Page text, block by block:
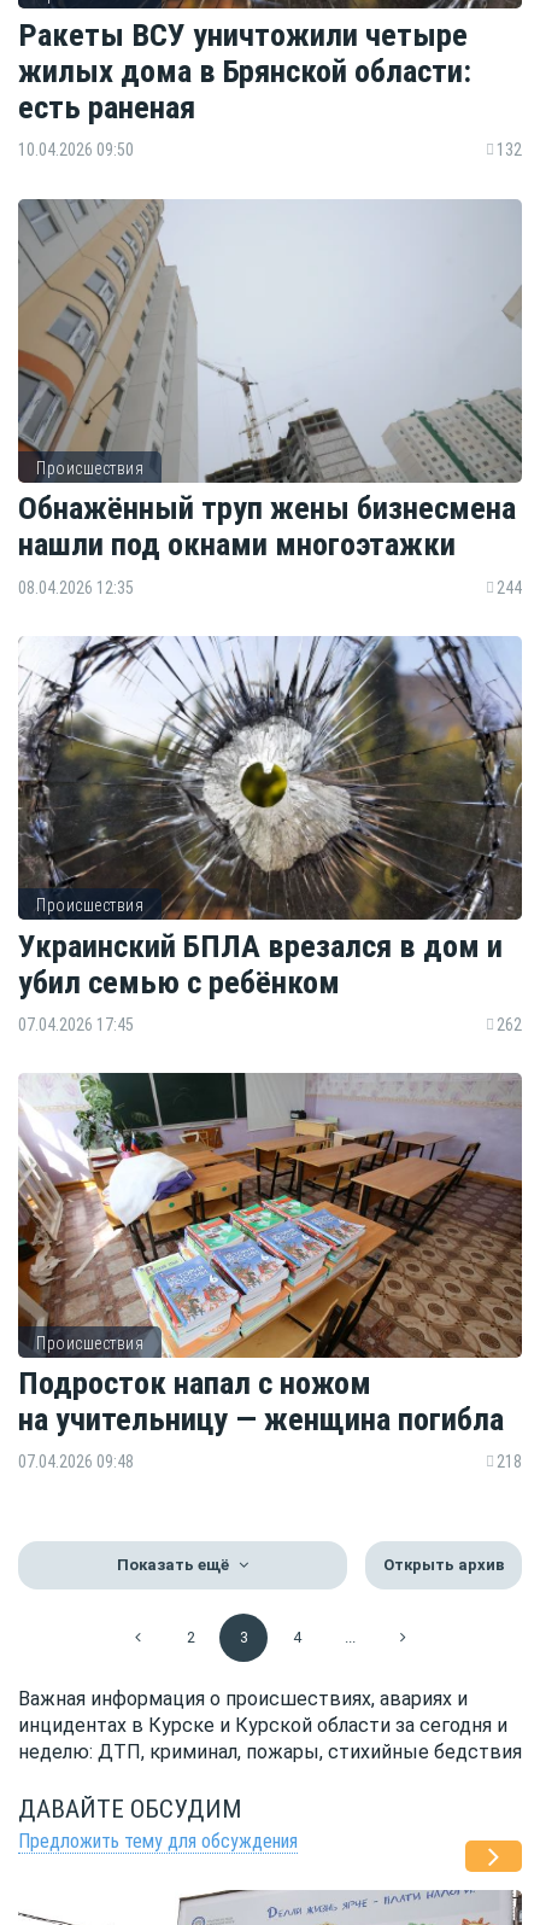
Ракеты ВСУ уничтожили четыре
жилых дома в Брянской области:
есть раненая
10.04.2026 09:50 132
Происшествия
Обнажённый труп жены бизнесмена
нашли под окнами многоэтажки
08.04.2026 12:35 244
Происшествия
Украинский БПЛА врезался в дом и
убил семью с ребёнком
07.04.2026 17:45 262
Происшествия
Подросток напал с ножом
на учительницу — женщина погибла
07.04.2026 09:48 218
Показать ещё Открыть архив
2 3 4
Важная информация о происшествиях, авариях и
инцидентах в Курске и Курской области за сегодня и
неделю: ДТП, криминал, пожары, стихийные бедствия
ДАВАЙТЕ ОБСУДИМ
Предложить тему для обсуждения